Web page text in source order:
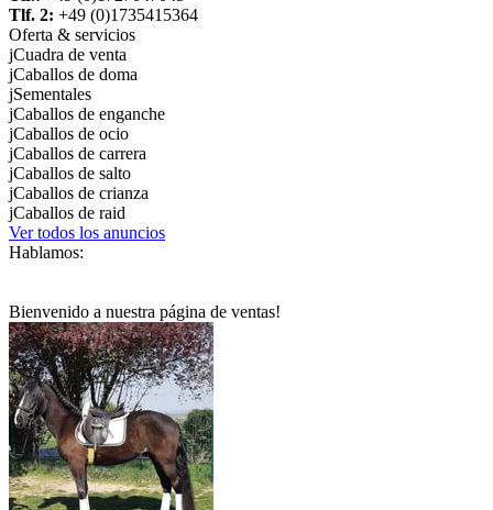
Tlf. 2: +49 (0)1735415364
Oferta & servicios
jCuadra de venta
jCaballos de doma
jSementales
jCaballos de enganche
jCaballos de ocio
jCaballos de carrera
jCaballos de salto
jCaballos de crianza
jCaballos de raid
Ver todos los anuncios
Hablamos:
Bienvenido a nuestra página de ventas!